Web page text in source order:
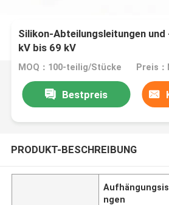
Silikon-Abteilungsleitungen und
kV bis 69 kV
MOQ：100-teilig/Stücke Preis
Bestpreis
PRODUKT-BESCHREIBUNG
ngen